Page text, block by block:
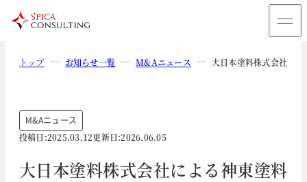
トップ お知らせ一覧 M&Aニュース 大日本塗料株式会社に
M&Aニュース
投稿日:2025.03.12更新日:2026.06.05
大日本塗料株式会社による神東塗料